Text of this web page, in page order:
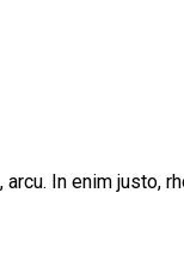
In enim justo,